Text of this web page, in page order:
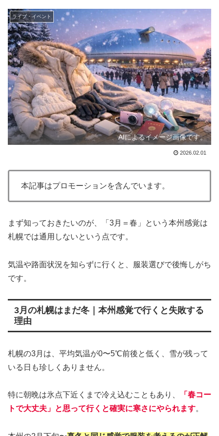
ライブ・イベント
AIによるイメージ画像です。
2026.02.01
本記事はプロモーションを含んでいます。
まず知っておきたいのが、「3月＝春」という本州感覚は
札幌では通用しないという点です。
気温や路面状況を知らずに行くと、服装選びで後悔しがち
です。
3月の札幌はまだ冬｜本州感覚で行くと失敗する
理由
札幌の3月は、平均気温が0〜5℃前後と低く、雪が残って
いる日も珍しくありません。
特に朝晩は氷点下近くまで冷え込むこともあり、
「春コー
トで大丈夫」と思って行くと確実に寒さにやられます。